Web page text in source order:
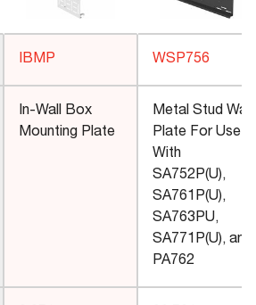
IBMP WSP756
In-Wall Box
Mounting Plate
Metal Stud Wall
Plate For Use
With
SA752P(U),
SA761P(U),
SA763PU,
SA771P(U), and
PA762